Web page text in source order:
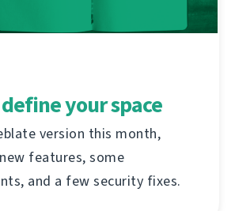
your space
version this month,
features, some
and a few security fixes.